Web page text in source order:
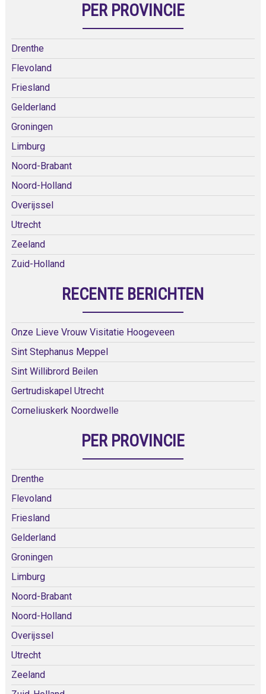
PER PROVINCIE
Drenthe
Flevoland
Friesland
Gelderland
Groningen
Limburg
Noord-Brabant
Noord-Holland
Overijssel
Utrecht
Zeeland
Zuid-Holland
RECENTE BERICHTEN
Onze Lieve Vrouw Visitatie Hoogeveen
Sint Stephanus Meppel
Sint Willibrord Beilen
Gertrudiskapel Utrecht
Corneliuskerk Noordwelle
PER PROVINCIE
Drenthe
Flevoland
Friesland
Gelderland
Groningen
Limburg
Noord-Brabant
Noord-Holland
Overijssel
Utrecht
Zeeland